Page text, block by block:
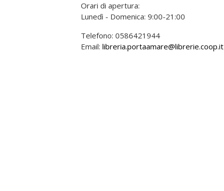
Orari di apertura:
Lunedì - Domenica: 9:00-21:00
Telefono: 0586421944
Email: libreria.portaamare@librerie.coop.it